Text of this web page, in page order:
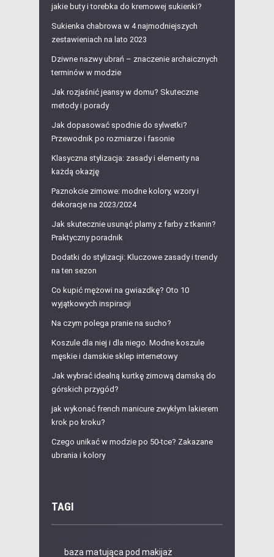
jakie buty i torebka do kremowej sukienki?
Sukienka chabrowa w 4 najmodniejszych
zestawieniach na lato 2023
Dziwne nazwy ubrań – znaczenie archaicznych
terminów w modzie
Jak rozjaśnić jeansy w domu? Skuteczne
metody i porady
Jak dopasować spodnie do sylwetki?
Przewodnik po rozmiarze i fasonie
Klasyczna stylizacja: zasady i elementy na
każdą okazję
Paznokcie zimowe: modne kolory, wzory i
dekoracje na 2023/2024
Jak skutecznie usunąć plamy z farby z tkanin?
Praktyczny poradnik
Dodatki do stylizacji: Kluczowe zasady i trendy
na ten sezon
Co kupić mężowi na gwiazdkę? Oto 10
wyjątkowych inspiracji
Na czym polega pranie na sucho?
Koszule dla niej i dla niego. Modne koszule
męskie i damskie sklep internetowy
Jak wybrać idealną kurtkę zimową damską do
górskich przygód?
jak wykonać french manicure zwykłym lakierem
krok po kroku?
Czego unikać w modzie po 50-tce? Zakazane
ubrania i kolory
TAGI
baza matująca pod makijaż